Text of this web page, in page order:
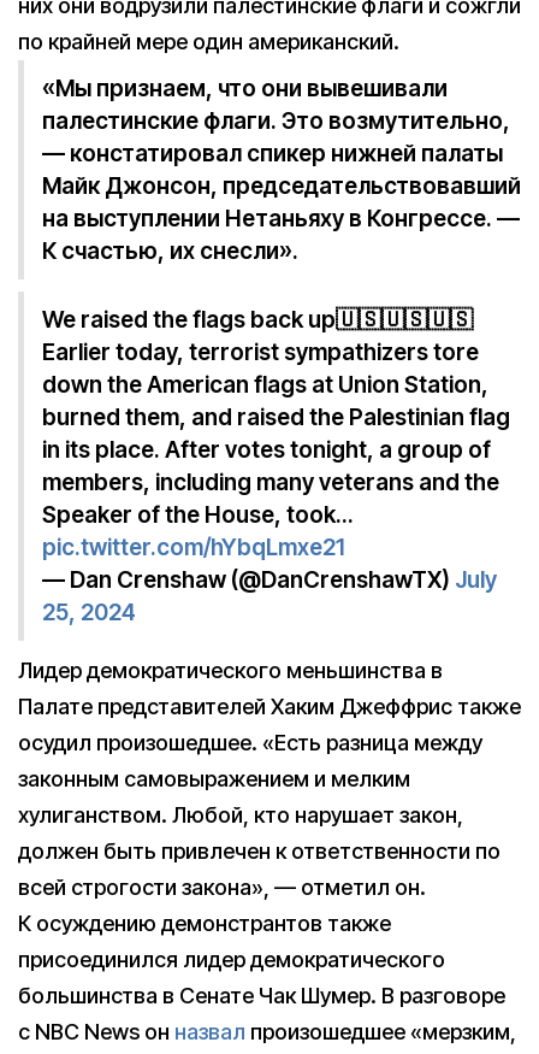
них они водрузили палестинские флаги и сожгли
по крайней мере один американский.
«Мы признаем, что они вывешивали
палестинские флаги. Это возмутительно,
— констатировал спикер нижней палаты
Майк Джонсон, председательствовавший
на выступлении Нетаньяху в Конгрессе. —
К счастью, их снесли».
We raised the flags back up🇺🇸🇺🇸🇺🇸
Earlier today, terrorist sympathizers tore
down the American flags at Union Station,
burned them, and raised the Palestinian flag
in its place. After votes tonight, a group of
members, including many veterans and the
Speaker of the House, took…
pic.twitter.com/hYbqLmxe21
— Dan Crenshaw (@DanCrenshawTX) July
25, 2024
Лидер демократического меньшинства в
Палате представителей Хаким Джеффрис также
осудил произошедшее. «Есть разница между
законным самовыражением и мелким
хулиганством. Любой, кто нарушает закон,
должен быть привлечен к ответственности по
всей строгости закона», — отметил он.
К осуждению демонстрантов также
присоединился лидер демократического
большинства в Сенате Чак Шумер. В разговоре
с NBC News он назвал произошедшее «мерзким,